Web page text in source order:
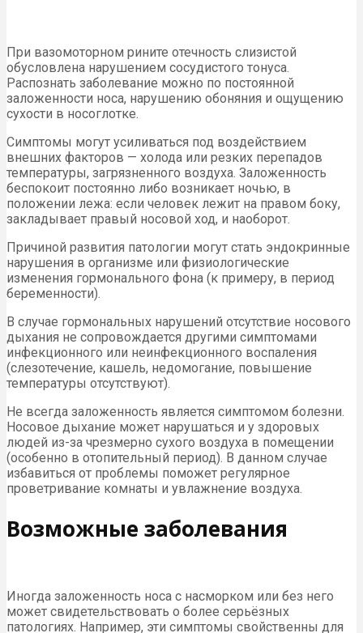
При вазомоторном рините отечность слизистой
обусловлена нарушением сосудистого тонуса.
Распознать заболевание можно по постоянной
заложенности носа, нарушению обоняния и ощущению
сухости в носоглотке.
Симптомы могут усиливаться под воздействием
внешних факторов — холода или резких перепадов
температуры, загрязненного воздуха. Заложенность
беспокоит постоянно либо возникает ночью, в
положении лежа: если человек лежит на правом боку,
закладывает правый носовой ход, и наоборот.
Причиной развития патологии могут стать эндокринные
нарушения в организме или физиологические
изменения гормонального фона (к примеру, в период
беременности).
В случае гормональных нарушений отсутствие носового
дыхания не сопровождается другими симптомами
инфекционного или неинфекционного воспаления
(слезотечение, кашель, недомогание, повышение
температуры отсутствуют).
Не всегда заложенность является симптомом болезни.
Носовое дыхание может нарушаться и у здоровых
людей из-за чрезмерно сухого воздуха в помещении
(особенно в отопительный период). В данном случае
избавиться от проблемы поможет регулярное
проветривание комнаты и увлажнение воздуха.
Возможные заболевания
Иногда заложенность носа с насморком или без него
может свидетельствовать о более серьёзных
патологиях. Например, эти симптомы свойственны для